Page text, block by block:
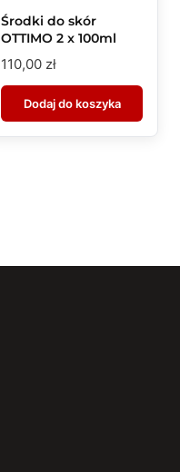
Środki do skór
OTTIMO 2 x 100ml
110,00 zł
Dodaj do koszyka